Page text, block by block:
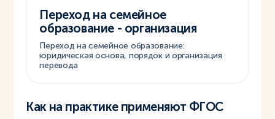
Переход на семейное
образование - организация
Переход на семейное образование:
юридическая основа, порядок и организация
перевода
Как на практике применяют ФГОС